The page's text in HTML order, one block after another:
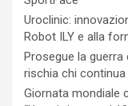
Uroclinic:
Robot ILY e alla
Prosegue la guerra
rischia chi
Giornata mondiale